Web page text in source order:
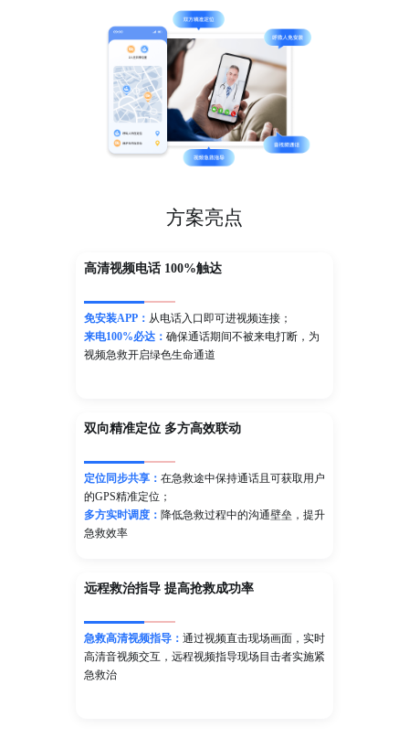
方案亮点
高清视频电话 100%触达
免安装APP： 从电话入口即可进视频连接；
来电100%必达： 确保通话期间不被来电打断，为
视频急救开启绿色生命通道
双向精准定位 多方高效联动
定位同步共享： 在急救途中保持通话且可获取用户
的GPS精准定位；
多方实时调度： 降低急救过程中的沟通壁垒，提升
急救效率
远程救治指导 提高抢救成功率
急救高清视频指导： 通过视频直击现场画面，实时
高清音视频交互，远程视频指导现场目击者实施紧
急救治